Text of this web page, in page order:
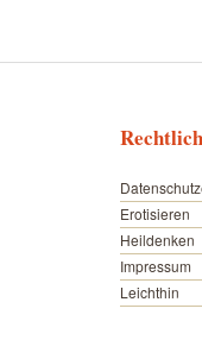
Erotisieren
Heildenken
Impressum
Leichthin